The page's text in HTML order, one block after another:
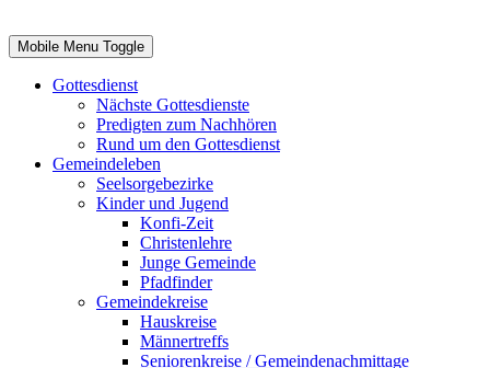
Mobile Menu Toggle
Gottesdienst
Nächste Gottesdienste
Predigten zum Nachhören
Rund um den Gottesdienst
Gemeindeleben
Seelsorgebezirke
Kinder und Jugend
Konfi-Zeit
Christenlehre
Junge Gemeinde
Pfadfinder
Gemeindekreise
Hauskreise
Männertreffs
Seniorenkreise / Gemeindenachmittage